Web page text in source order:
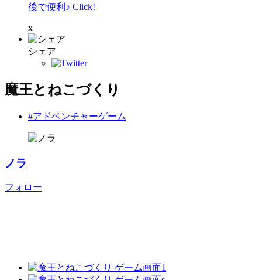
後で便利♪ Click!
x
シェア
魔王とねこづくり
#アドベンチャーゲーム
ノラ
フォロー